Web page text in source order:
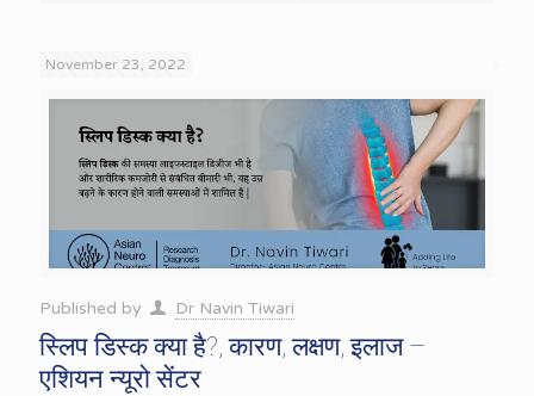
November 23, 2022
Published by Dr Navin Tiwari
स्लिप डिस्क क्या है?, कारण, लक्षण, इलाज –
एशियन न्यूरो सेंटर